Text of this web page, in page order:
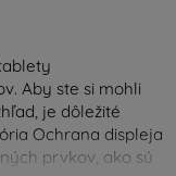
Aby ste si mohli
je dôležité
Ochrana displeja
prvkov, ako sú